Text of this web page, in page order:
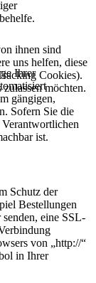
Ihrer
gängigen,
Sofern Sie die
ist.
Schutz der
Bestellungen
eine SSL-
von „http://“
in Ihrer
ihnen sind
uns helfen, diese
Cookies).
möchten.